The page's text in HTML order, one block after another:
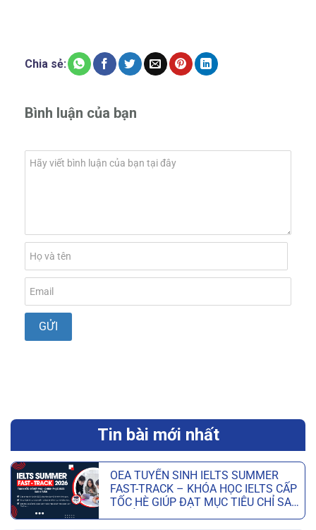
Chia sẻ:
Bình luận của bạn
Tin bài mới nhất
OEA TUYỂN SINH IELTS SUMMER
FAST-TRACK – KHÓA HỌC IELTS CẤP
TỐC HÈ GIÚP ĐẠT MỤC TIÊU CHỈ SAU